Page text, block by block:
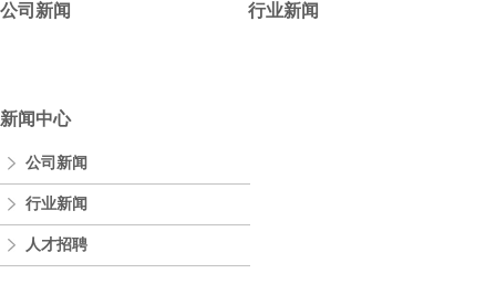
公司新闻 行业新闻
新闻中心
公司新闻
行业新闻
人才招聘